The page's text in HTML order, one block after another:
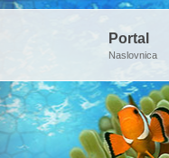
Portal
Naslovnica